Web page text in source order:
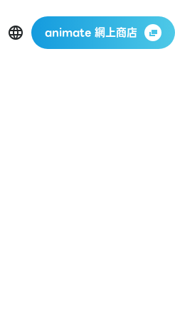
animate 網上商店